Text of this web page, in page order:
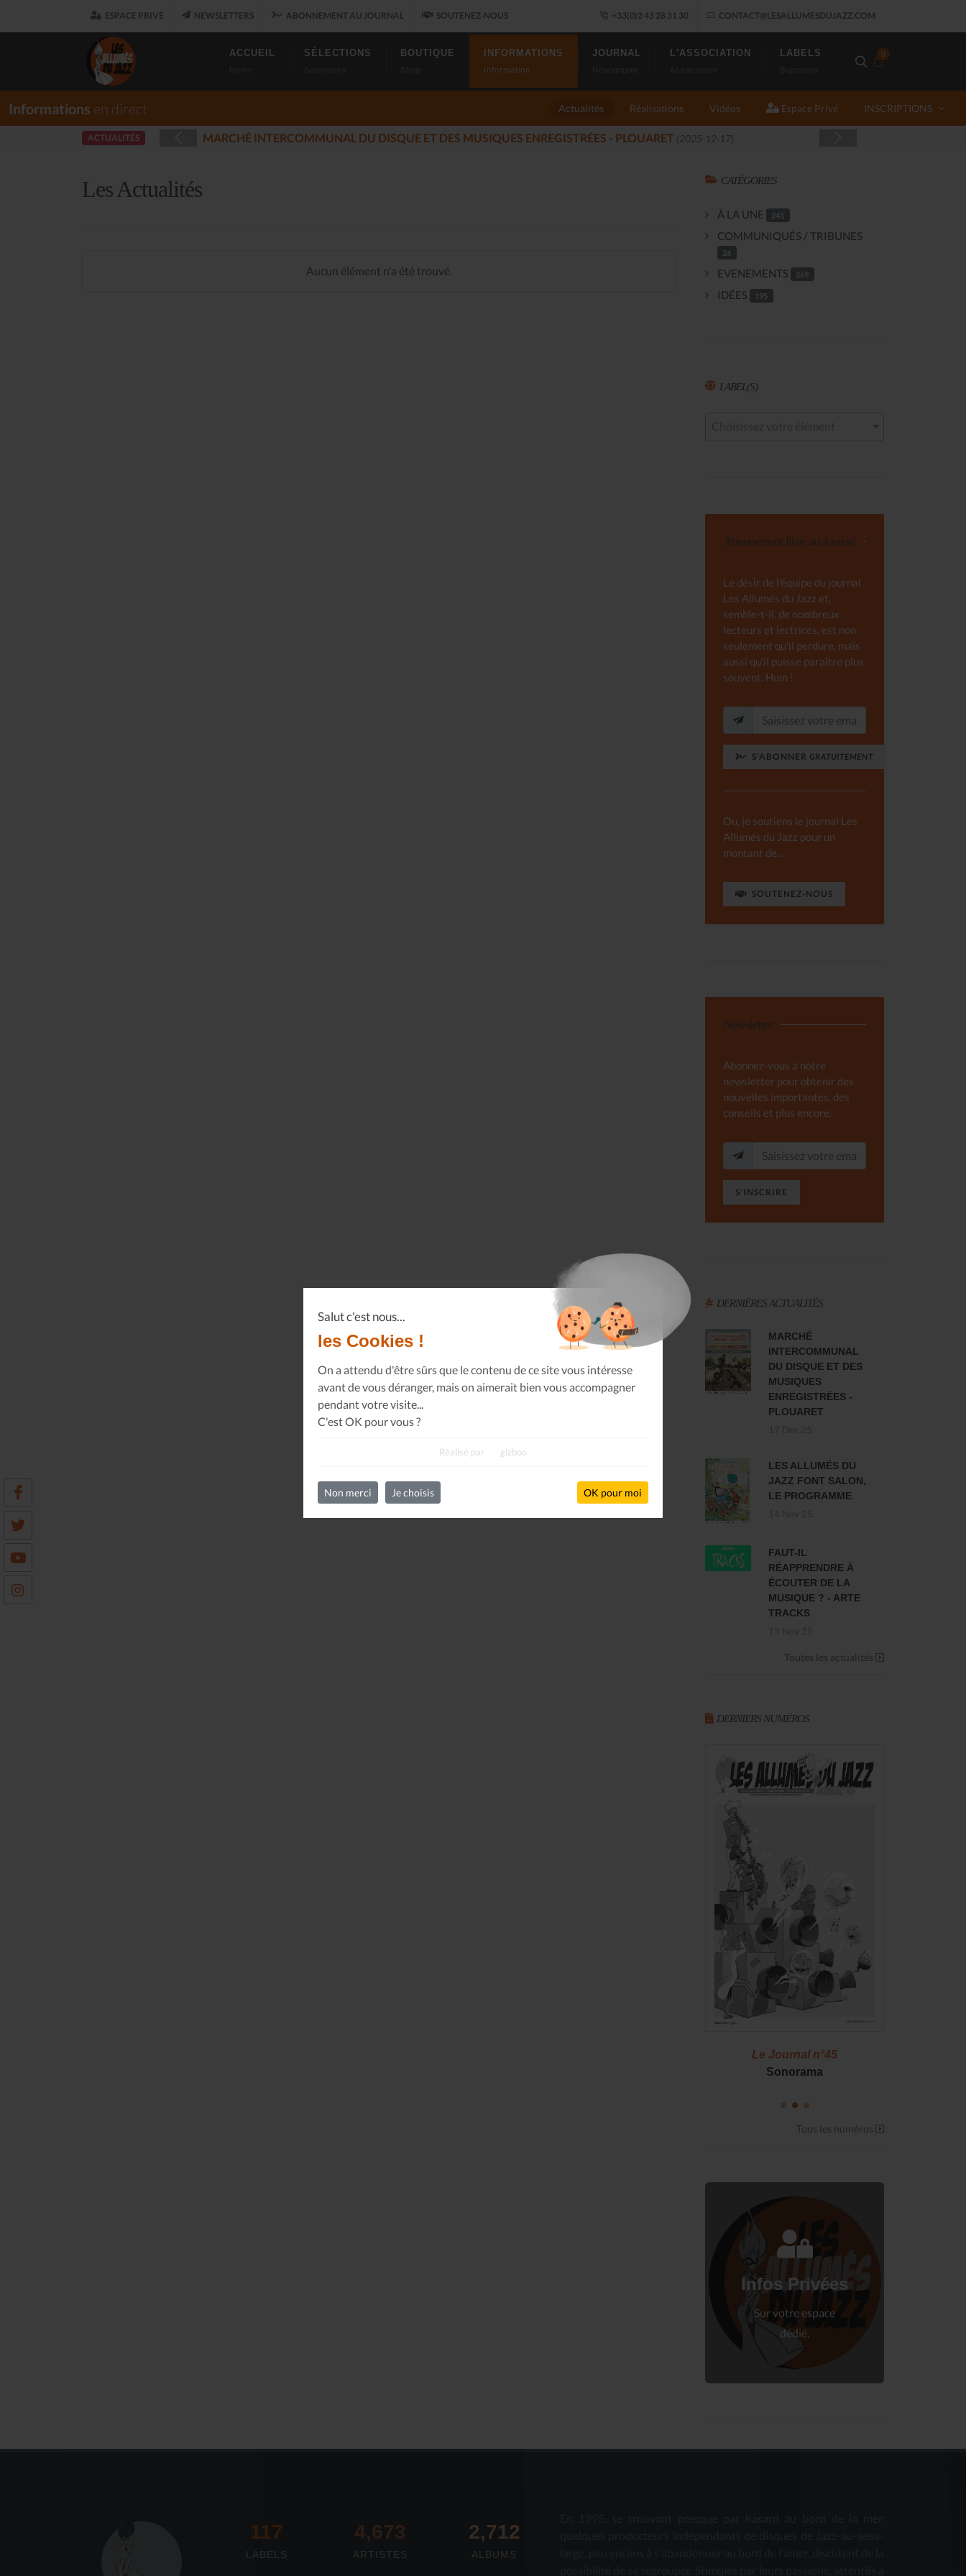
Salut c'est nous...
les Cookies !
On a attendu d'être sûrs que le contenu de ce site vous intéresse
avant de vous déranger, mais on aimerait bien vous accompagner
pendant votre visite...
C'est OK pour vous ?
Réalisé par gizboo
Non merci Je choisis OK pour moi
ESPACE PRIVÉ NEWSLETTERS ABONNEMENT AU JOURNAL SOUTENEZ-NOUS +33(0)2 43 28 31 30 CONTACT@LESALLUMESDUJAZZ.COM
0
ACCUEIL SÉLECTIONS BOUTIQUE INFORMATIONS
Information
JOURNAL L'ASSOCIATION LABELS
Informations en direct Actualités Réalisations Vidéos Espace Privé INSCRIPTIONS
ACTUALITÉS LES ALLUMÉS DU JAZZ FONT SALON, LE PROGRAMME(2025-11-14)
Les Actualités
Aucun élément n'a été trouvé.
CATÉGORIES
À LA UNE 241
COMMUNIQUÉS / TRIBUNES
26
EVENEMENTS 269
IDÉES 195
LABEL(S)
Abonnement libre au Journal
Le désir de l'équipe du journal
Les Allumés du Jazz et,
semble-t-il, de nombreux
lecteurs et lectrices, est non
seulement qu'il perdure, mais
aussi qu'il puisse paraître plus
souvent. Hum !
S'ABONNER GRATUITEMENT
Ou, je soutiens le journal Les
Allumés du Jazz pour un
montant de...
SOUTENEZ-NOUS
Newsletter
Abonnez-vous à notre
newsletter pour obtenir des
nouvelles importantes, des
conseils et plus encore.
S'INSCRIRE
DERNIÈRES ACTUALITÉS
MARCHÉ
INTERCOMMUNAL
DU DISQUE ET DES
MUSIQUES
ENREGISTRÉES -
PLOUARET
LES ALLUMÉS DU
JAZZ FONT SALON,
LE PROGRAMME
FAUT-IL
RÉAPPRENDRE À
ÉCOUTER DE LA
MUSIQUE ? - ARTE
TRACKS
Toutes les actualités
DERNIERS NUMÉROS
Le Journal n°45
Sonorama
Tous les numéros
Infos Privées
Sur votre espace
dédié.
Connectez-vous
à votre espace privé.
117
LABELS
4,673
ARTISTES
2,712
ALBUMS